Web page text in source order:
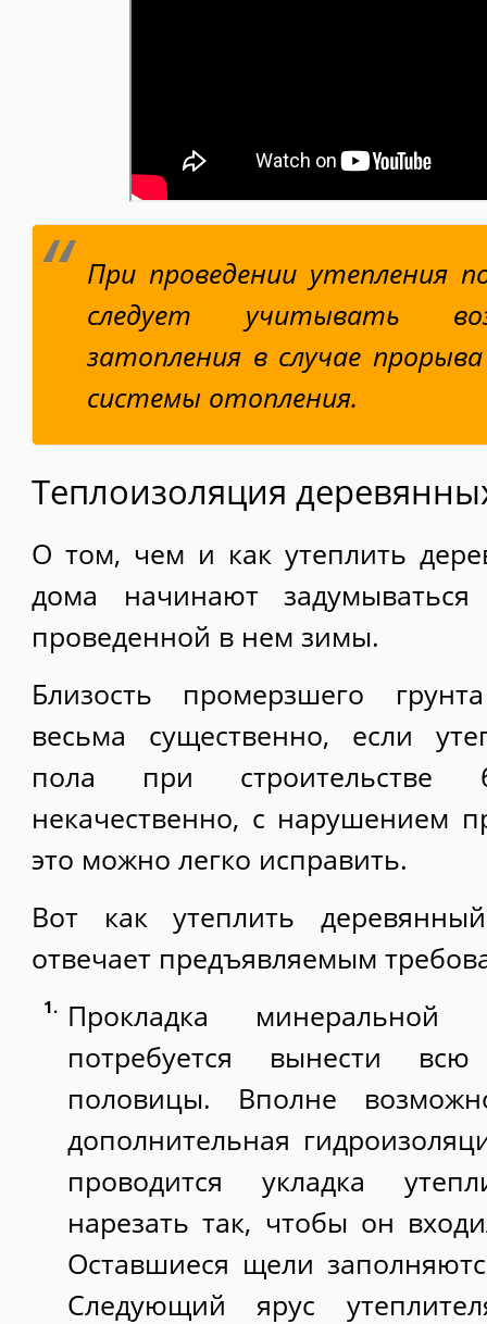
При проведении утепления
следует учитывать
затопления в случае
системы отопления.
Теплоизоляция
О том, чем и как утеплить
дома начинают
проведенной в нем зимы.
Близость промерзшего
весьма существенно, если
пола при строительстве
некачественно, с нарушением
это можно легко исправить.
Вот как утеплить
отвечает предъявляемым
Прокладка
потребуется вынести
половицы. Вполне
дополнительная
проводится укладка
нарезать так, чтобы он
Оставшиеся щели
Следующий ярус